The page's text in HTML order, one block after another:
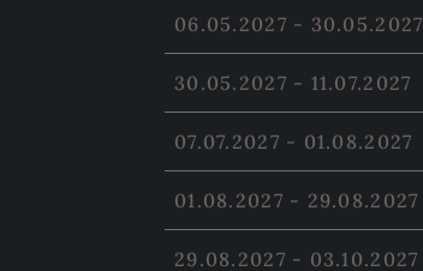
06.05.2027 - 30.05.2027
30.05.2027 - 11.07.2027
07.07.2027 - 01.08.2027
01.08.2027 - 29.08.2027
29.08.2027 - 03.10.2027